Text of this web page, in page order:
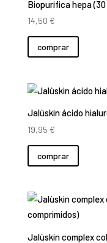
Biopurifica hepa
14,50 €
comprar
Jalùskin ácido
19,95 €
comprar
Jalùskin complex